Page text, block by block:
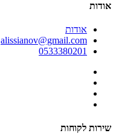
אודות
אודות
alissianov@gmail.com
0533380201
שירות לקוחות